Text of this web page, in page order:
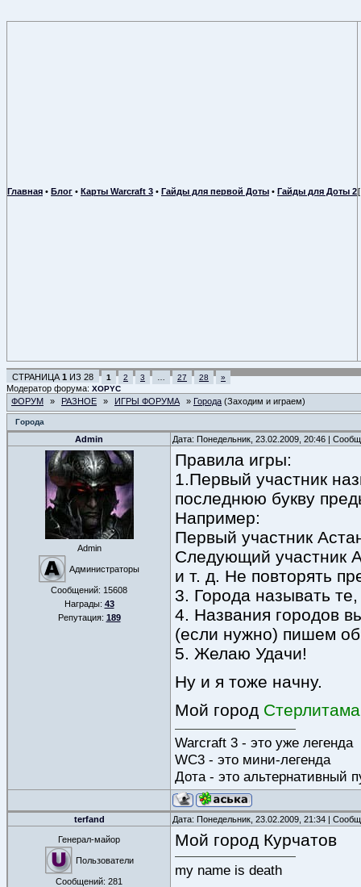
Главная • Блог • Карты Warcraft 3 • Гайды для первой Доты • Гайды для Доты 2
СТРАНИЦА 1 ИЗ 28 1 2 3 27 28 »
Модератор форума: XOPYC
ФОРУМ » РАЗНОЕ » ИГРЫ ФОРУМА » Города (Заходим и играем)
Города
Admin Дата: Понедельник, 23.02.2009, 20:46 |
Admin
Администраторы
Сообщений: 15608
Награды: 43
Репутация: 189
Правила игры:
1.Первый участник
последнюю букву
Например:
Первый участник
Следующий участник
и т. д. Не повторять
3. Города называть
4. Названия городов
(если нужно) пишем
5. Желаю Удачи!
Ну и я тоже начну.
Мой город
Warcraft 3 - это уже легенда
WC3 - это мини-легенда
Дота - это альтернативный
terfand Дата: Понедельник, 23.02.2009, 21:34 |
Генерал-майор
Пользователи
Сообщений: 281
Мой город Курчатов
my name is death